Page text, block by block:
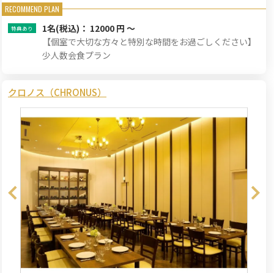
1名(税込)： 12000 円 ～
【個室で大切な方々と特別な時間をお過ごしください】
少人数会食プラン
クロノス（CHRONUS）